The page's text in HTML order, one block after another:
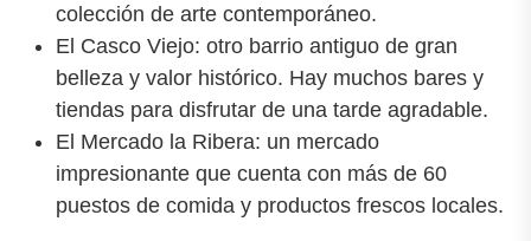
colección de arte contemporáneo.
El Casco Viejo: otro barrio antiguo de gran
belleza y valor histórico. Hay muchos bares y
tiendas para disfrutar de una tarde agradable.
El Mercado la Ribera: un mercado
impresionante que cuenta con más de 60
puestos de comida y productos frescos locales.